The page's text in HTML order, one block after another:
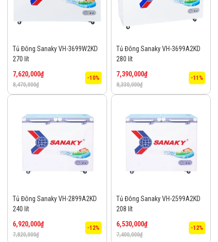
Tủ Đông Sanaky VH-3699W2KD
270 lít
8,470,000₫
7,620,000₫
-10%
Tủ Đông Sanaky VH-3699A2KD
280 lít
8,330,000₫
7,390,000₫
-11%
Tủ Đông Sanaky VH-2899A2KD
240 lít
7,820,000₫
6,920,000₫
-12%
Tủ Đông Sanaky VH-2599A2KD
208 lít
7,400,000₫
6,530,000₫
-12%